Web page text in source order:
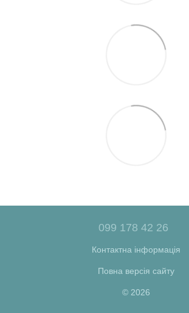
099 178 42 26
Контактна інформація
Повна версія сайту
© 2026